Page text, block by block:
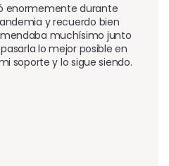
enormemente durante
y recuerdo bien
muchísimo junto
lo mejor posible en
soporte y lo sigue siendo.